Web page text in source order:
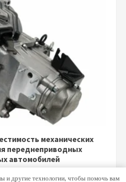
механических
переднеприводных
автомобилей
и другие технологии, чтобы помочь вам